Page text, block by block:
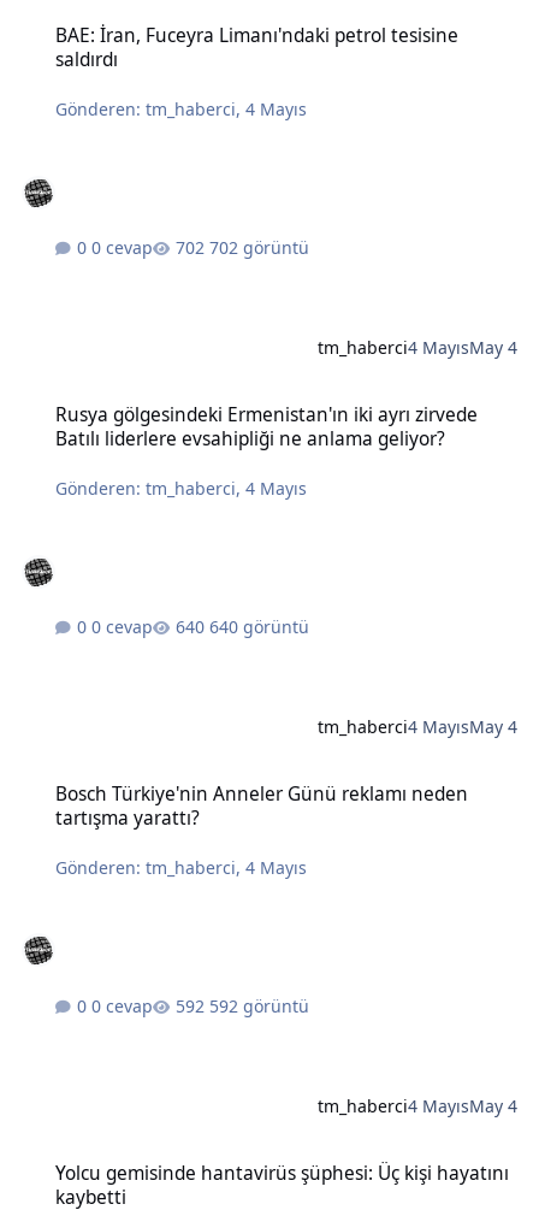
BAE: İran, Fuceyra Limanı'ndaki petrol tesisine
saldırdı
Gönderen:tm_haberci,4 Mayıs
0 cevap 702 görüntü
tm_haberci4 MayısMay 4
Rusya gölgesindeki Ermenistan'ın iki ayrı zirvede
Batılı liderlere evsahipliği ne anlama geliyor?
Gönderen:tm_haberci,4 Mayıs
0 cevap 640 görüntü
tm_haberci4 MayısMay 4
Bosch Türkiye'nin Anneler Günü reklamı neden
tartışma yarattı?
Gönderen:tm_haberci,4 Mayıs
0 cevap 592 görüntü
tm_haberci4 MayısMay 4
Yolcu gemisinde hantavirüs şüphesi: Üç kişi hayatını
kaybetti